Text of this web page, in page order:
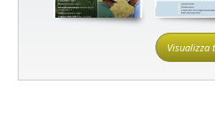
Visualizza